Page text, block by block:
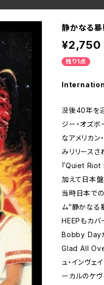
静かなる
¥2,750
残り1点
没後40年を
ジー・オズ
なアメリカン
みリリース
『Quiet Riot
加えて日本盤
当時日本で
ム”静かなる
HEEPもカ
Bobby Day
Glad All
ュ・インヴェ
ーカルのケヴ